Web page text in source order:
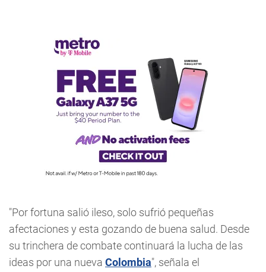
"Por fortuna salió ileso, solo sufrió pequeñas
afectaciones y esta gozando de buena salud. Desde
su trinchera de combate continuará la lucha de las
ideas por una nueva Colombia", señala el